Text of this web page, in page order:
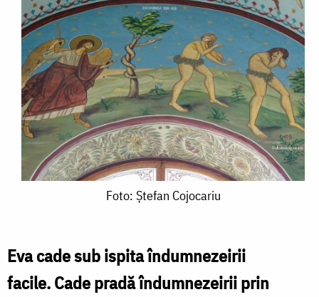
Foto: Ștefan Cojocariu
Eva cade sub ispita îndumnezeirii
facile. Cade pradă îndumnezeirii prin